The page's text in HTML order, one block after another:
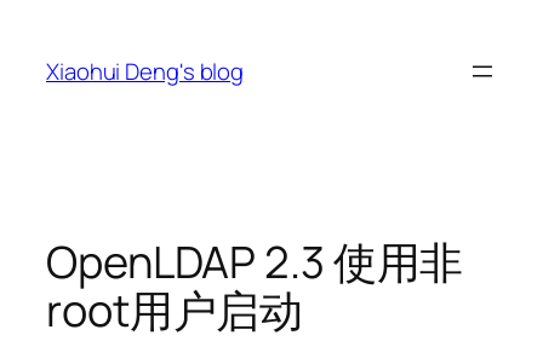
Xiaohui Deng's blog
OpenLDAP 2.3 使用非
root用户启动